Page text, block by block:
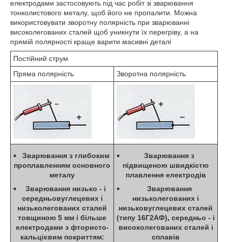
електродами застосовують під час робіт зі зварювання
тонколистового металу, щоб його не пропалити. Можна
використовувати зворотну полярність при зварюванні
високолегованих сталей щоб уникнути їх перегріву, а на
прямій полярності краще варити масивні деталі
Постійний струм
Пряма полярність
Зворотна полярність
Зварювання з глибоким
проплавленням основного
металу
Зварювання низько - і
середньовуглецевих і
низьколегованих сталей
товщиною 5 мм і більше
електродами з фтористо-
кальцієвим покриттям:
Зварювання з
підвищеною швидкістю
плавлення електродів
Зварювання
низьколегованих і
низьковуглецевих сталей
(типу 16Г2АФ), середньо - і
високолегованих сталей і
сплавів